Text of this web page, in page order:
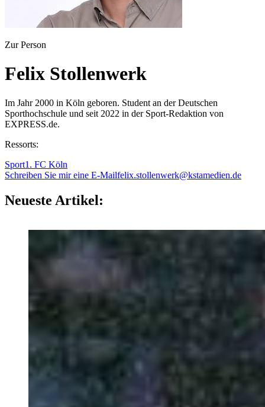
Zur Person
Felix Stollenwerk
Im Jahr 2000 in Köln geboren. Student an der Deutschen
Sporthochschule und seit 2022 in der Sport-Redaktion von
EXPRESS.de.
Ressorts:
Sport1. FC Köln
Schreiben Sie mir eine E-Mailfelix.stollenwerk@kstamedien.de
Neueste Artikel: